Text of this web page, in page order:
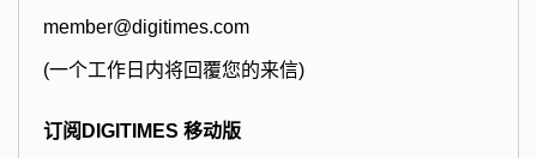
member@digitimes.com
(一个工作日内将回覆您的来信)
订阅DIGITIMES 移动版